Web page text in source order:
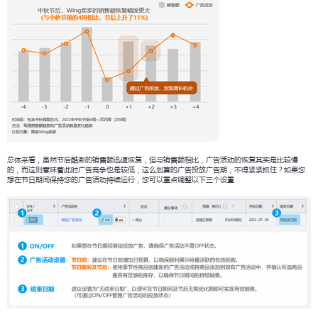
总体来看，虽然节后酷澎的销售额迅速恢复，但与销售额相比，广告活动的恢复其实是比较慢
的，而这则意味着此时广告竞争也是较低，这么划算的广告投放广告期，不得紧紧抓住？如果您
想在节日期间保持您的广告活动持续运行，您可以重点调整以下三个设置：